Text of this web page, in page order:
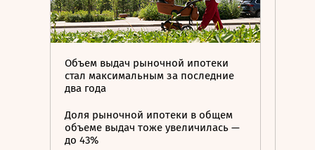
Объем выдач рыночной ипотеки
стал максимальным за последние
два года
Доля рыночной ипотеки в общем
объеме выдач тоже увеличилась —
до 43%